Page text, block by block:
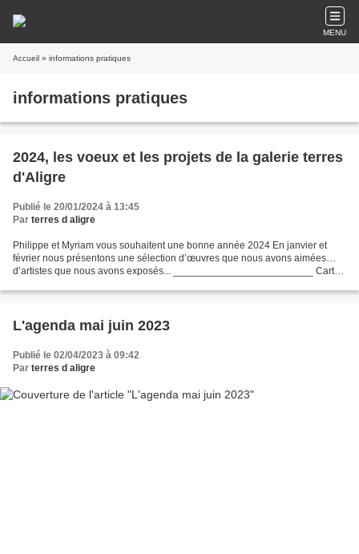
MENU
Accueil » informations pratiques
informations pratiques
2024, les voeux et les projets de la galerie terres
d'Aligre
Publié le 20/01/2024 à 13:45
Par terres d aligre
Philippe et Myriam vous souhaitent une bonne année 2024 En janvier et
février nous présentons une sélection d’œuvres que nous avons aimées…
d’artistes que nous avons exposés... _________________________ Carte
L'agenda mai juin 2023
Publié le 02/04/2023 à 09:42
Par terres d aligre